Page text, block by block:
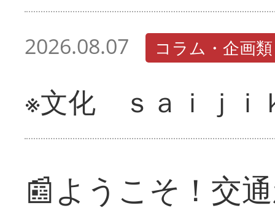
2026.08.07 コラム・企画類
※文化 ｓａｉｊ
📰ようこそ！交